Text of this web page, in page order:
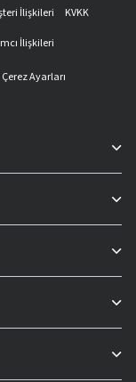
İlişkileri
KVKK
İlişkileri
Çerez Ayarları